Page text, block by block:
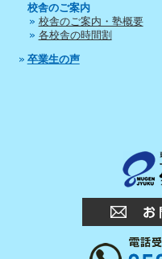
校舎のご案内
校舎のご案内・塾概要
各校舎の時間割
卒業生の声